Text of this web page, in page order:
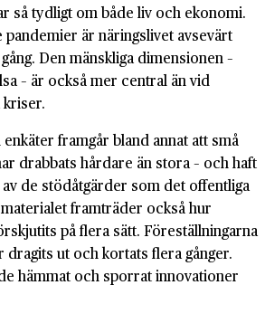
så tydligt om både liv och ekonomi.
är näringslivet avsevärt
Den mänskliga dimensionen –
– är också mer central än vid
framgår bland annat att små
drabbats hårdare än stora – och haft
de stödåtgärder som det offentliga
framträder också hur
på flera sätt. Föreställningarna
dragits ut och kortats flera gånger.
hämmat och sporrat innovationer